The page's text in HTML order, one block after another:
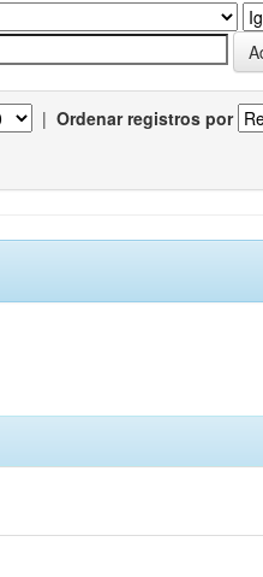
| Ordenar registros por